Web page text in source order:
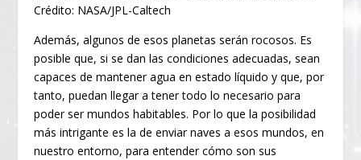
Crédito: NASA/JPL-Caltech
Además, algunos de esos planetas serán rocosos. Es
posible que, si se dan las condiciones adecuadas, sean
capaces de mantener agua en estado líquido y que, por
tanto, puedan llegar a tener todo lo necesario para
poder ser mundos habitables. Por lo que la posibilidad
más intrigante es la de enviar naves a esos mundos, en
nuestro entorno, para entender cómo son sus